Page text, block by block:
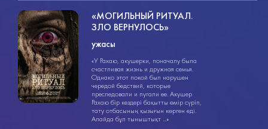
ужасы
1ч. 30мин.
18+
«МОГИЛЬНЫЙ РИТУАЛ.
ЗЛО ВЕРНУЛОСЬ»
ужасы
«У Рахаю, акушерки, поначалу была
счастливая жизнь и дружная семья.
Однако этот покой был нарушен
чередой бедствий, которые
преследовали и пугали ее. Акушер
Рахаю бір кездері бақытты өмір сүріп,
тату отбасының қызығын көрген еді.
Алайда бұл тыныштықт ...»